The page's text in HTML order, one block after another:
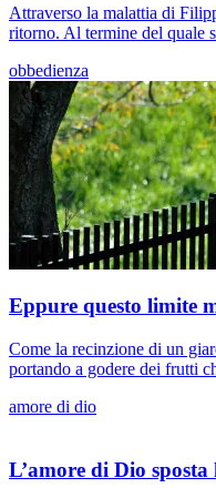
Attraverso la malattia di
ritorno. Al termine del quale
obbedienza
Eppure questo limite
Come la recinzione di un
portando a godere dei frutti
amore di dio
L’amore di Dio sposta